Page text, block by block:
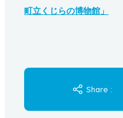
町立くじらの博物館」
Share :